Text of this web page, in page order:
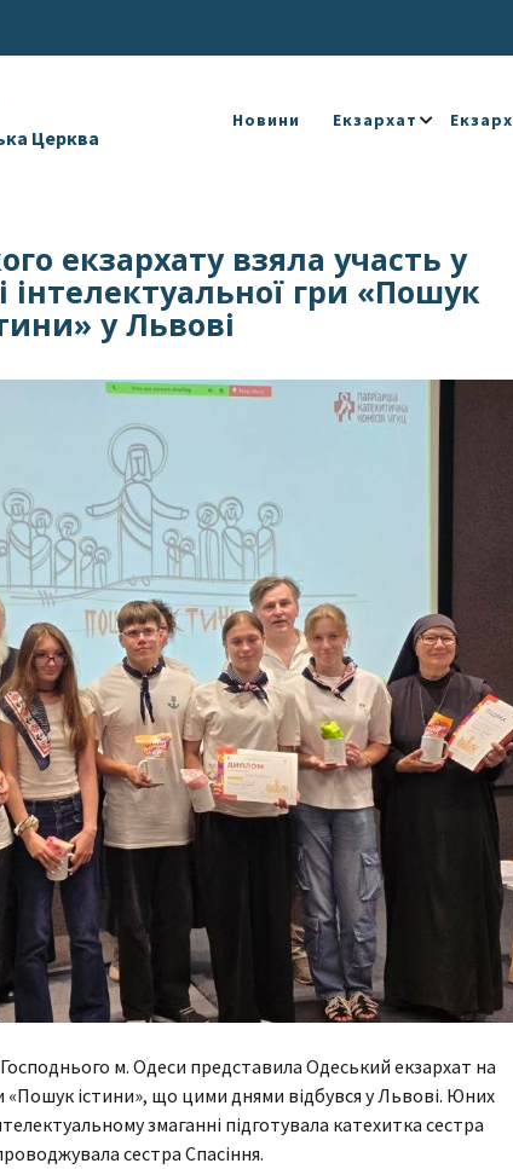
Церква
Новини Екзархат Екзарх
екзархату взяла участь у
інтелектуальної гри «Пошук
у Львові
м. Одеси представила Одеський екзархат на
«Пошук істини», що цими днями відбувся у Львові. Юних
змаганні підготувала катехитка сестра
сестра Спасіння.